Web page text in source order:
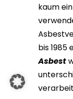
kaum
bis 1985
Asbest